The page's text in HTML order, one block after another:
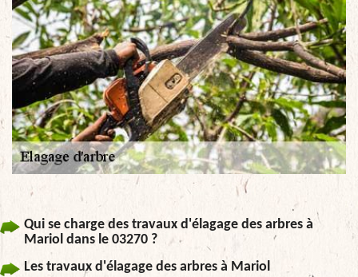
Qui se charge des travaux d'élagage des arbres à
Mariol dans le 03270 ?
Les travaux d'élagage des arbres à Mariol